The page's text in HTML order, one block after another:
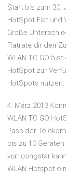
Start bis zum 30.
HotSpot Flat und
Große
Flatrate dir den
WLAN TO GO
HotSpot zur
HotSpots nutzen.
4. März 2013
WLAN TO GO
Pass der
bis zu 10
von congstar
WLAN Hotspot